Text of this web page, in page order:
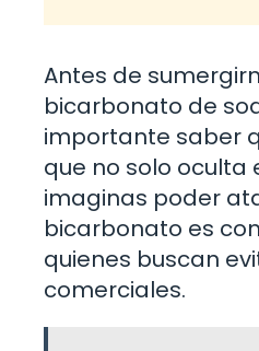
Antes de
bicarbonato de
importante saber
que no solo oculta
imaginas poder
bicarbonato es
quienes buscan
comerciales.